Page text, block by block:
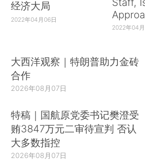
经济大局
2022年04月06日
2022年04月
大西洋观察｜特朗普助力金砖
合作
2026年08月07日
特稿｜国航原党委书记樊澄受
贿3847万元二审待宣判 否认
大多数指控
2026年08月07日